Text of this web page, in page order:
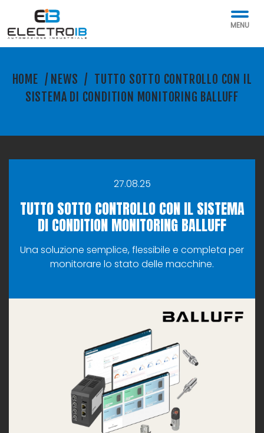
MENU
HOME / NEWS / TUTTO SOTTO CONTROLLO CON IL
SISTEMA DI CONDITION MONITORING BALLUFF
27.08.25
TUTTO SOTTO CONTROLLO CON IL SISTEMA
DI CONDITION MONITORING BALLUFF
Una soluzione semplice, flessibile e completa per
monitorare lo stato delle macchine.